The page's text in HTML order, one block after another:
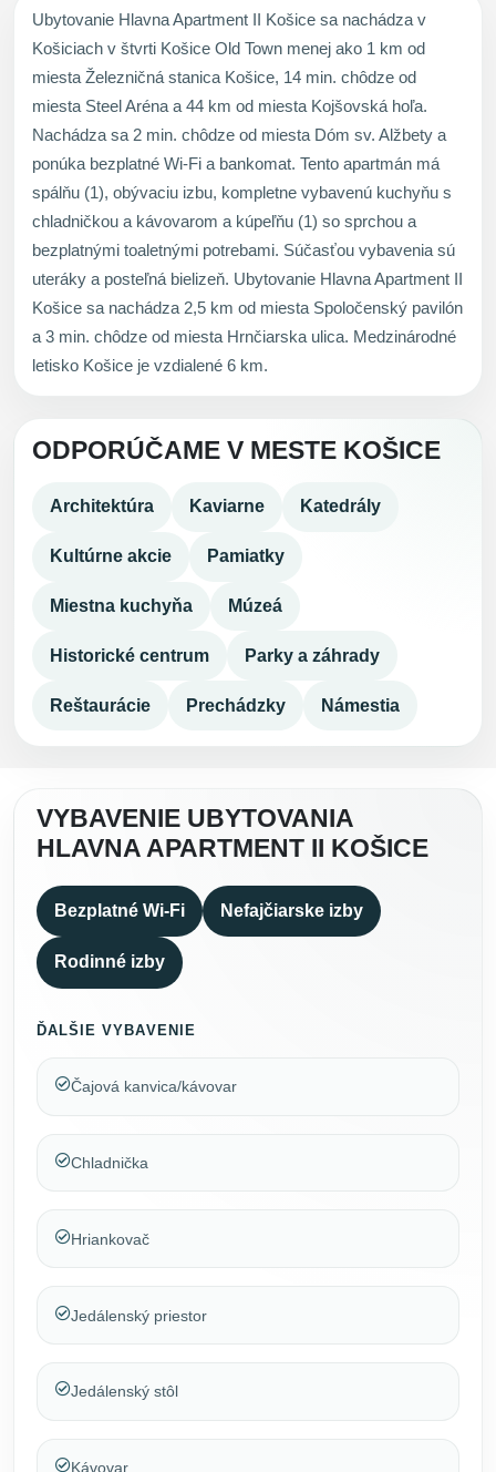
Ubytovanie Hlavna Apartment II Košice sa nachádza v
Košiciach v štvrti Košice Old Town menej ako 1 km od
miesta Železničná stanica Košice, 14 min. chôdze od
miesta Steel Aréna a 44 km od miesta Kojšovská hoľa.
Nachádza sa 2 min. chôdze od miesta Dóm sv. Alžbety a
ponúka bezplatné Wi-Fi a bankomat. Tento apartmán má
spálňu (1), obývaciu izbu, kompletne vybavenú kuchyňu s
chladničkou a kávovarom a kúpeľňu (1) so sprchou a
bezplatnými toaletnými potrebami. Súčasťou vybavenia sú
uteráky a posteľná bielizeň. Ubytovanie Hlavna Apartment II
Košice sa nachádza 2,5 km od miesta Spoločenský pavilón
a 3 min. chôdze od miesta Hrnčiarska ulica. Medzinárodné
letisko Košice je vzdialené 6 km.
ODPORÚČAME V MESTE KOŠICE
Architektúra Kaviarne Katedrály
Kultúrne akcie Pamiatky
Miestna kuchyňa Múzeá
Historické centrum Parky a záhrady
Reštaurácie Prechádzky Námestia
VYBAVENIE UBYTOVANIA
HLAVNA APARTMENT II KOŠICE
Bezplatné Wi-Fi Nefajčiarske izby
Rodinné izby
ĎALŠIE VYBAVENIE
Čajová kanvica/kávovar
Chladnička
Hriankovač
Jedálenský priestor
Jedálenský stôl
Kávovar